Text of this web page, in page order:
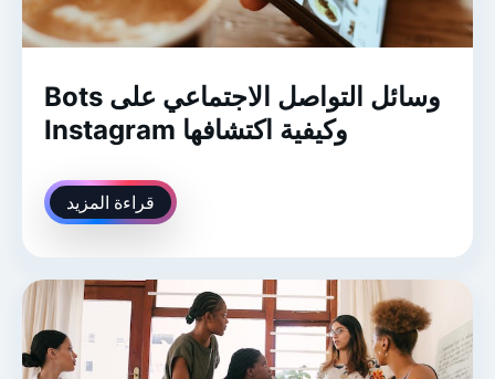
Bots وسائل التواصل الاجتماعي على
Instagram وكيفية اكتشافها
قراءة المزيد